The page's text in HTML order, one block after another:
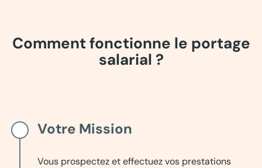
Comment fonctionne le portage
salarial ?
Votre Mission
Vous prospectez et effectuez vos prestations